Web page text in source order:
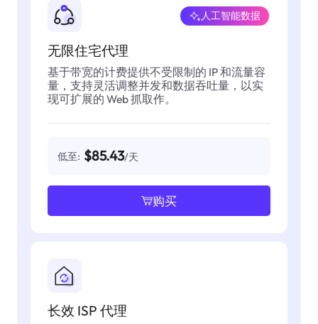
无限住宅代理
人工智能数据
基于带宽的计费提供不受限制的 IP 和流量容
量，支持灵活调整并发和数据吞吐量，以实
现可扩展的 Web 抓取作。
低至: $85.43/天
购买
长效 ISP 代理